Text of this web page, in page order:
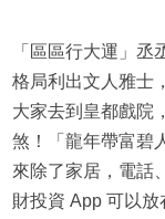
「區區行大運」
格局利出文人雅士
大家去到皇都戲院
煞！「龍年帶富碧
來除了家居，電話
財投資 App 可以